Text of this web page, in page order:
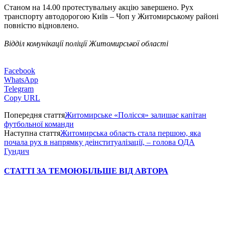
Станом на 14.00 протестувальну акцію завершено. Рух
транспорту автодорогою Київ – Чоп у Житомирському районі
повністю відновлено.
Відділ комунікації поліції Житомирської області
Facebook
WhatsApp
Telegram
Copy URL
Попередня статтяЖитомирське «Полісся» залишає капітан
футбольної команди
Наступна статтяЖитомирська область стала першою, яка
почала рух в напрямку деінституалізації, – голова ОДА
Гундич
СТАТТІ ЗА ТЕМОЮБІЛЬШЕ ВІД АВТОРА